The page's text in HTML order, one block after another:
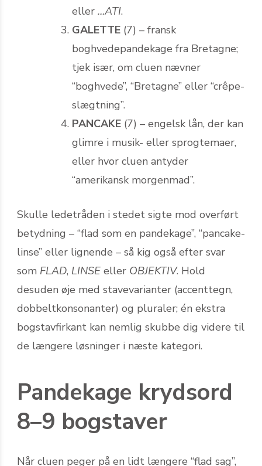
eller …ATI.
GALETTE (7) – fransk
boghvedepandekage fra Bretagne;
tjek især, om cluen nævner
“boghvede”, “Bretagne” eller “crêpe-
slægtning”.
PANCAKE (7) – engelsk lån, der kan
glimre i musik- eller sprogtemaer,
eller hvor cluen antyder
“amerikansk morgenmad”.
Skulle ledetråden i stedet sigte mod overført
betydning – “flad som en pandekage”, “pancake-
linse” eller lignende – så kig også efter svar
som FLAD, LINSE eller OBJEKTIV. Hold
desuden øje med stavevarianter (accenttegn,
dobbeltkonsonanter) og pluraler; én ekstra
bogstavfirkant kan nemlig skubbe dig videre til
de længere løsninger i næste kategori.
Pandekage krydsord
8–9 bogstaver
Når cluen peger på en lidt længere “flad sag”,